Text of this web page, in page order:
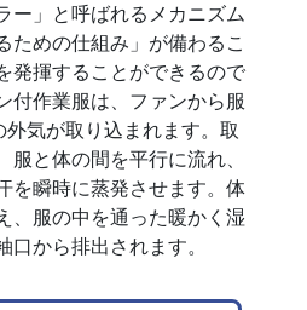
ー」と呼ばれるメカニズム
ための仕組み」が備わるこ
発揮することができるので
付作業服は、ファンから服
気が取り込まれます。取
服と体の間を平行に流れ、
を瞬時に蒸発させます。体
、服の中を通った暖かく湿
口から排出されます。